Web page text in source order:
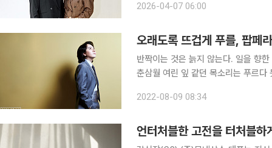
실 문이 열리자 강렬한 리듬의 음악이
2026-04-07 06:00
오래도록 뜨겁게 푸를, 팝페
반짝이는 것은 늙지 않는다. 일을 향
춘삼월 여린 잎 같던 목소리는 푸르
(37)의 이야기다. 한 단어로 요
2022-08-09 08:34
언터처블한 고전을 터처블하